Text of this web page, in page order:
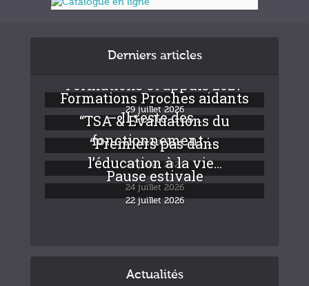
Derniers articles
Formations et appuis 2027
29 juillet 2026
Formations Proches aidants
– Il reste des...
24 juillet 2026
“TSA & Evaluations du
fonctionnement :...
24 juillet 2026
“Premiers pas dans
l’éducation à la vie...
24 juillet 2026
Pause estivale
22 juillet 2026
Actualités